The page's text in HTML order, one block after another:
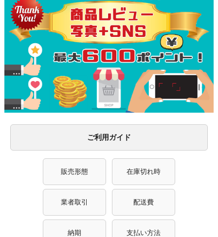
ご利用ガイド
販売形態 在庫切れ時
業者取引 配送費
納期 支払い方法